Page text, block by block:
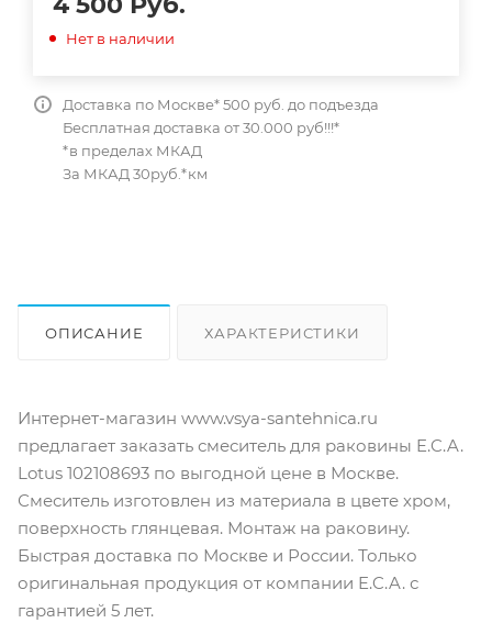
Нет в наличии
Доставка по Москве* 500 руб. до подъезда
Бесплатная доставка от 30.000 руб!!!*
*в пределах МКАД
За МКАД 30руб.*км
ОПИСАНИЕ ХАРАКТЕРИСТИКИ
Интернет-магазин www.vsya-santehnica.ru
предлагает заказать смеситель для раковины E.C.A.
Lotus 102108693 по выгодной цене в Москве.
Смеситель изготовлен из материала в цвете хром,
поверхность глянцевая. Монтаж на раковину.
Быстрая доставка по Москве и России. Только
оригинальная продукция от компании E.C.A. с
гарантией 5 лет.